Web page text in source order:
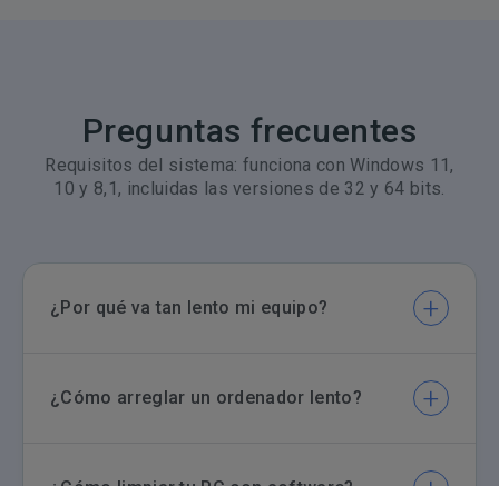
Preguntas frecuentes
Requisitos del sistema: funciona con Windows 11,
10 y 8,1, incluidas las versiones de 32 y 64 bits.
¿Por qué va tan lento mi equipo?
motivos: acumulación de configuraciones y archivos
no deseados, demasiadas aplicaciones que funcionan
¿Cómo arreglar un ordenador lento?
totalmente nuevos. Puedes tomar muchas medidas